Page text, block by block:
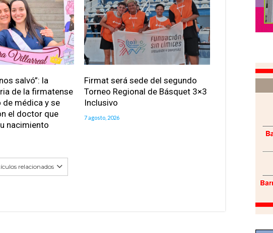
salvó”: la
de la firmatense
de médica y se
el doctor que
nacimiento
Firmat será sede del segundo
Torneo Regional de Básquet 3×3
Inclusivo
7 agosto, 2026
relacionados